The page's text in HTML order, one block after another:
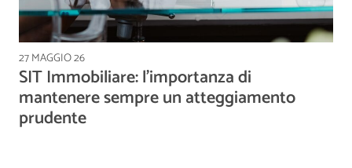
27 MAGGIO 26
SIT Immobiliare: l’importanza di
mantenere sempre un atteggiamento
prudente